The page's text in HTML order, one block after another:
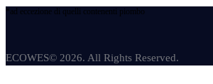
*ad eccezione di quelli contenenti piombo
ECOWES© 2026. All Rights Reserved.